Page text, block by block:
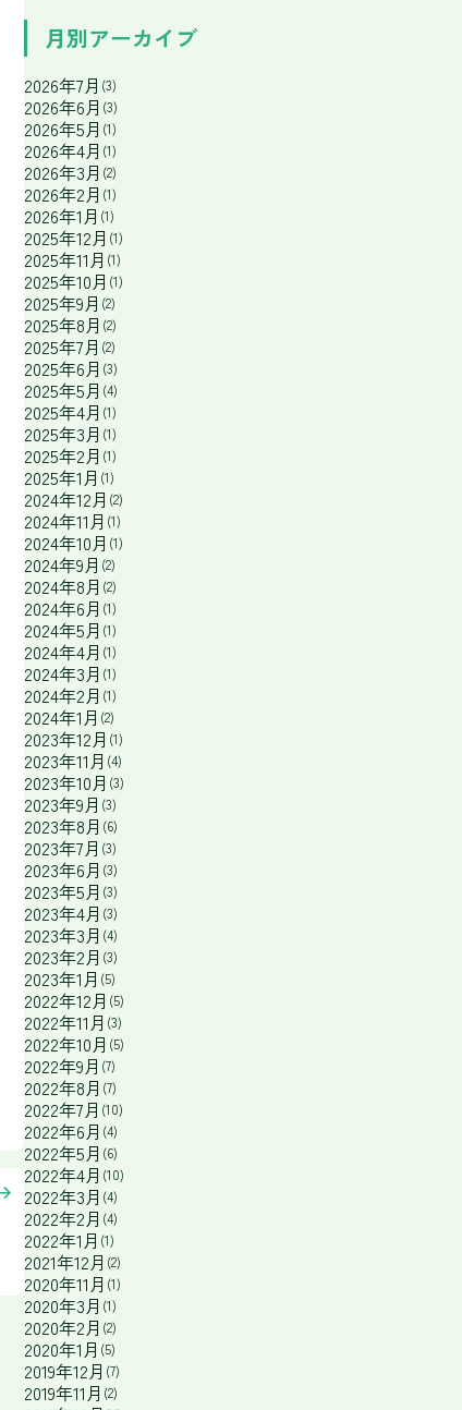
月別アーカイブ
2026年7月 (3)
2026年6月 (3)
2026年5月 (1)
2026年4月 (1)
2026年3月 (2)
2026年2月 (1)
2026年1月 (1)
2025年12月 (1)
2025年11月 (1)
2025年10月 (1)
2025年9月 (2)
2025年8月 (2)
2025年7月 (2)
2025年6月 (3)
2025年5月 (4)
2025年4月 (1)
2025年3月 (1)
2025年2月 (1)
2025年1月 (1)
2024年12月 (2)
2024年11月 (1)
2024年10月 (1)
2024年9月 (2)
2024年8月 (2)
2024年6月 (1)
2024年5月 (1)
2024年4月 (1)
2024年3月 (1)
2024年2月 (1)
2024年1月 (2)
2023年12月 (1)
2023年11月 (4)
2023年10月 (3)
2023年9月 (3)
2023年8月 (6)
2023年7月 (3)
2023年6月 (3)
2023年5月 (3)
2023年4月 (3)
2023年3月 (4)
2023年2月 (3)
2023年1月 (5)
2022年12月 (5)
2022年11月 (3)
2022年10月 (5)
2022年9月 (7)
2022年8月 (7)
2022年7月 (10)
2022年6月 (4)
2022年5月 (6)
2022年4月 (10)
2022年3月 (4)
2022年2月 (4)
2022年1月 (1)
2021年12月 (2)
2020年11月 (1)
2020年3月 (1)
2020年2月 (2)
2020年1月 (5)
2019年12月 (7)
2019年11月 (2)